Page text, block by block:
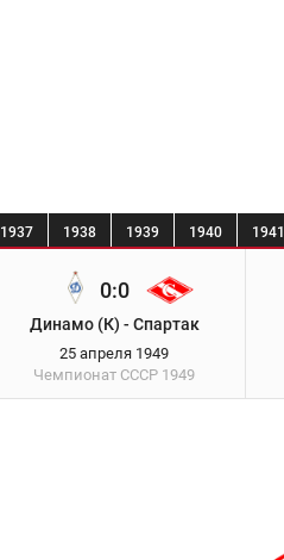
1937 1938 1939 1940 1941
0:0
Динамо (К) - Спартак
25 апреля 1949
Чемпионат СССР 1949